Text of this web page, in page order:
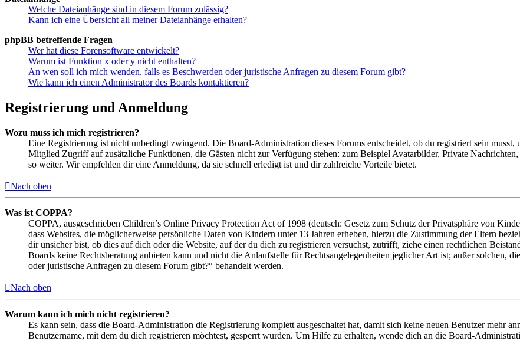
Welche Dateianhänge sind in diesem Forum zulässig?
Kann ich eine Übersicht all meiner Dateianhänge erhalten?
phpBB betreffende Fragen
Wer hat diese Forensoftware entwickelt?
Warum ist Funktion x oder y nicht enthalten?
An wen soll ich mich wenden, falls es Beschwerden oder juristische Anfragen zu diesem Forum gibt?
Wie kann ich einen Administrator des Boards kontaktieren?
Registrierung und Anmeldung
Wozu muss ich mich registrieren?
Eine Registrierung ist nicht unbedingt zwingend. Die Board-Administration dieses Forums entscheidet, ob du registriert sein
Mitglied Zugriff auf zusätzliche Funktionen, die Gästen nicht zur Verfügung stehen: zum Beispiel Avatarbilder, Private
so weiter. Wir empfehlen dir eine Anmeldung, da sie schnell erledigt ist und dir zahlreiche Vorteile bietet.
Nach oben
Was ist COPPA?
COPPA, ausgeschrieben Children’s Online Privacy Protection Act of 1998 (deutsch: Gesetz zum Schutz der Privatsphäre von
dass Websites, die möglicherweise persönliche Daten von Kindern unter 13 Jahren erheben, hierzu die Zustimmung der Eltern
dir unsicher bist, ob dies auf dich oder die Website, auf der du dich zu registrieren versuchst, zutrifft, ziehe einen rechtlichen
Boards keine Rechtsberatung anbieten kann und nicht die Anlaufstelle für Rechtsangelegenheiten jeglicher Art ist; außer solchen,
oder juristische Anfragen zu diesem Forum gibt?“ behandelt werden.
Nach oben
Warum kann ich mich nicht registrieren?
Es kann sein, dass die Board-Administration die Registrierung komplett ausgeschaltet hat, damit sich keine neuen Benutzer mehr
Benutzername, mit dem du dich registrieren möchtest, gesperrt wurden. Um Hilfe zu erhalten, wende dich an die Board-